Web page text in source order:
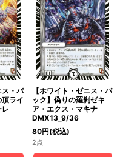
ス・パ
ライ
【ホワイト・ゼニス・パ
ック】偽りの羅刹ゼキ
ア・エクス・マキナ
DMX13_9/36
80円(税込)
2点